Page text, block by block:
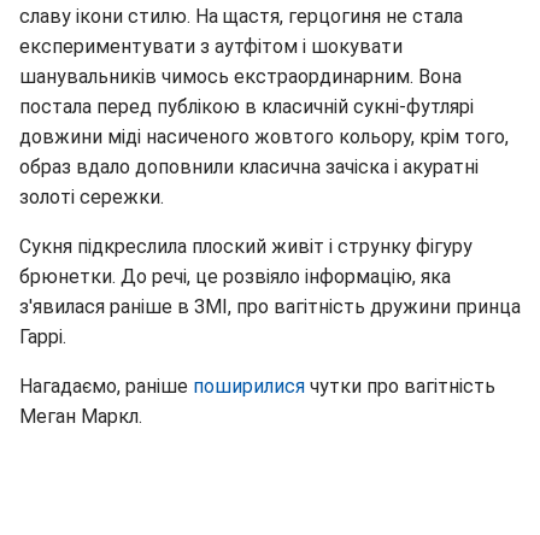
славу ікони стилю. На щастя, герцогиня не стала
експериментувати з аутфітом і шокувати
шанувальників чимось екстраординарним. Вона
постала перед публікою в класичній сукні-футлярі
довжини міді насиченого жовтого кольору, крім того,
образ вдало доповнили класична зачіска і акуратні
золоті сережки.
Сукня підкреслила плоский живіт і струнку фігуру
брюнетки. До речі, це розвіяло інформацію, яка
з'явилася раніше в ЗМІ, про вагітність дружини принца
Гаррі.
Нагадаємо, раніше поширилися чутки про вагітність
Меган Маркл.